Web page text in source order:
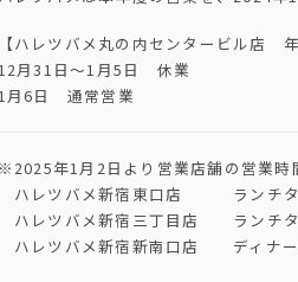
ハレツバメ丸の内センタービル店 年
月31日〜1月5日 休業
月6日 通常営業
年1月2日より営業店舗の営業時
レツバメ新宿東口店 ランチタ
レツバメ新宿三丁目店 ランチタ
レツバメ新宿新南口店 ディナー